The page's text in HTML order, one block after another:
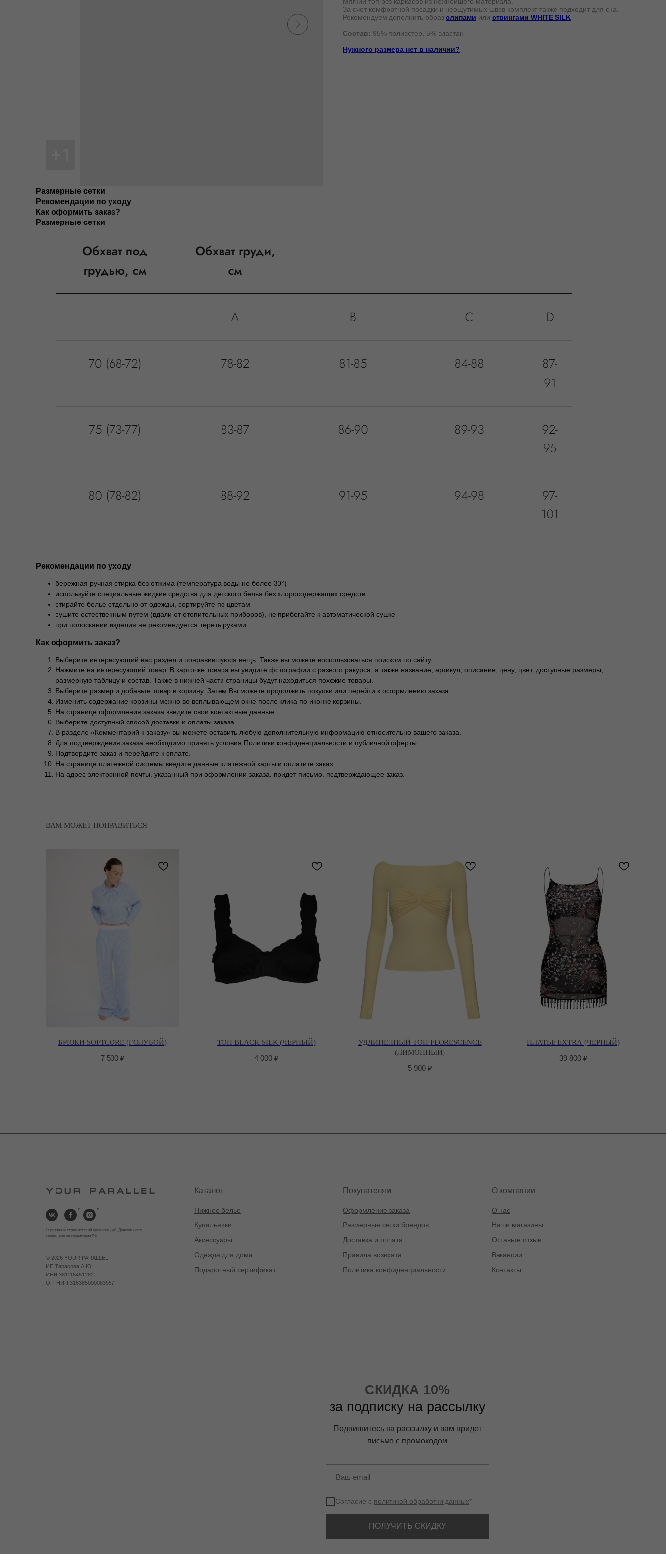
Мягкий топ без каркасов из нежнейшего материала.
За счет комфортной посадки и неощутимых швов комплект также подходит для сна.
Рекомендуем дополнить образ слипами или стрингами WHITE SILK
Состав: 95% полиэстер, 5% эластан
Нужного размера нет в наличии?
Размерные сетки
Рекомендации по уходу
Как оформить заказ?
Размерные сетки
Рекомендации по уходу
бережная ручная стирка без отжима (температура воды не более 30°)
используйте специальные жидкие средства для детского белья без хлоросодержащих средств
стирайте белье отдельно от одежды, сортируйте по цветам
сушите естественным путем (вдали от отопительных приборов), не прибегайте к автоматической сушке
при полоскании изделия не рекомендуется тереть руками
Как оформить заказ?
Выберите интересующий вас раздел и понравившуюся вещь. Также вы можете воспользоваться поиском по сайту.
Нажмите на интересующий товар. В карточке товара вы увидите фотографии с разного ракурса, а также название, артикул, описание, цену, цвет, доступные размеры,
размерную таблицу и состав. Также в нижней части страницы будут находиться похожие товары.
Выберите размер и добавьте товар в корзину. Затем Вы можете продолжить покупки или перейти к оформлению заказа.
Изменить содержание корзины можно во всплывающем окне после клика по иконке корзины.
На странице оформления заказа введите свои контактные данные.
Выберите доступный способ доставки и оплаты заказа.
В разделе «Комментарий к заказу» вы можете оставить любую дополнительную информацию относительно вашего заказа.
Для подтверждения заказа необходимо принять условия Политики конфиденциальности и публичной оферты.
Подтвердите заказ и перейдите к оплате.
На странице платежной системы введите данные платежной карты и оплатите заказ.
На адрес электронной почты, указанный при оформлении заказа, придет письмо, подтверждающее заказ.
ВАМ МОЖЕТ ПОНРАВИТЬСЯ
БРЮКИ SOFTCORE (ГОЛУБОЙ)
7 500 ₽
ТОП BLACK SILK (ЧЕРНЫЙ)
4 000 ₽
УДЛИНЕННЫЙ ТОП FLORESCENCE
(ЛИМОННЫЙ)
5 900 ₽
ПЛАТЬЕ EXTRA (ЧЕРНЫЙ)
39 800 ₽
Каталог
Нижнее белье
Купальники
Аксессуары
Одежда для дома
Подарочный сертификат
Оформление заказа
Размерные сетки брендов
Доставка и оплата
Правила возврата
Политика конфиденциальности
О нас
Наши магазины
Оставьте отзыв
Вакансии
Контакты
Покупателям О компании
© 2026 YOUR PARALLEL
ИП Тарасова А.Ю.
ИНН 381116451282
ОГРНИП 316385000083957
* признан экстремистской организацией. Деятельность
запрещена на территории РФ
* *
СКИДКА 10%
за подписку на рассылку
Подпишитесь на рассылку и вам придет
письмо с промокодом
Согласие с политикой обработки данных*
ПОЛУЧИТЬ СКИДКУ